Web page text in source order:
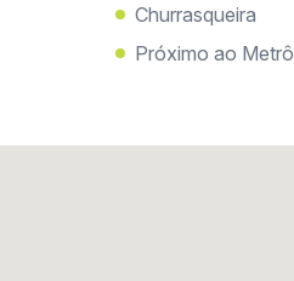
Churrasqueira
Próximo ao Metrô